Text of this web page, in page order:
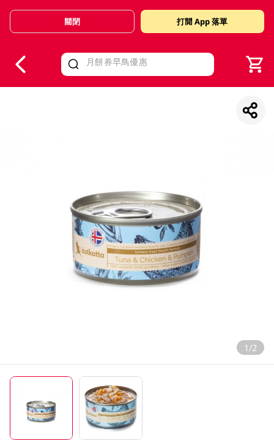
Valid Until 30 June 2026
關閉 打開 App 落單
1/2